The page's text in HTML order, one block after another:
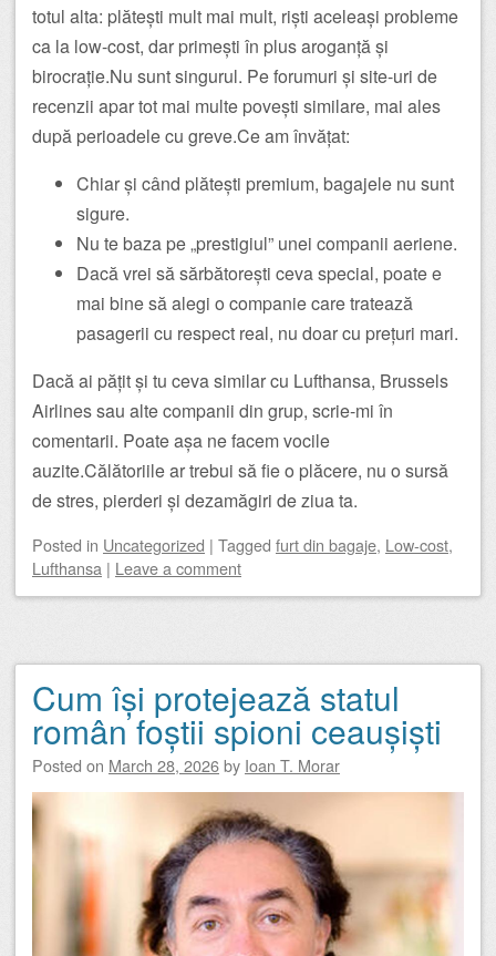
totul alta: plătești mult mai mult, riști aceleași probleme
ca la low-cost, dar primești în plus aroganță și
birocrație.Nu sunt singurul. Pe forumuri și site-uri de
recenzii apar tot mai multe povești similare, mai ales
după perioadele cu greve.Ce am învățat:
Chiar și când plătești premium, bagajele nu sunt
sigure.
Nu te baza pe „prestigiul” unei companii aeriene.
Dacă vrei să sărbătorești ceva special, poate e
mai bine să alegi o companie care tratează
pasagerii cu respect real, nu doar cu prețuri mari.
Dacă ai pățit și tu ceva similar cu Lufthansa, Brussels
Airlines sau alte companii din grup, scrie-mi în
comentarii. Poate așa ne facem vocile
auzite.Călătoriile ar trebui să fie o plăcere, nu o sursă
de stres, pierderi și dezamăgiri de ziua ta.
Posted in Uncategorized | Tagged furt din bagaje, Low-cost,
Lufthansa | Leave a comment
Cum își protejează statul
român foștii spioni ceaușiști
Posted on March 28, 2026by Ioan T. Morar